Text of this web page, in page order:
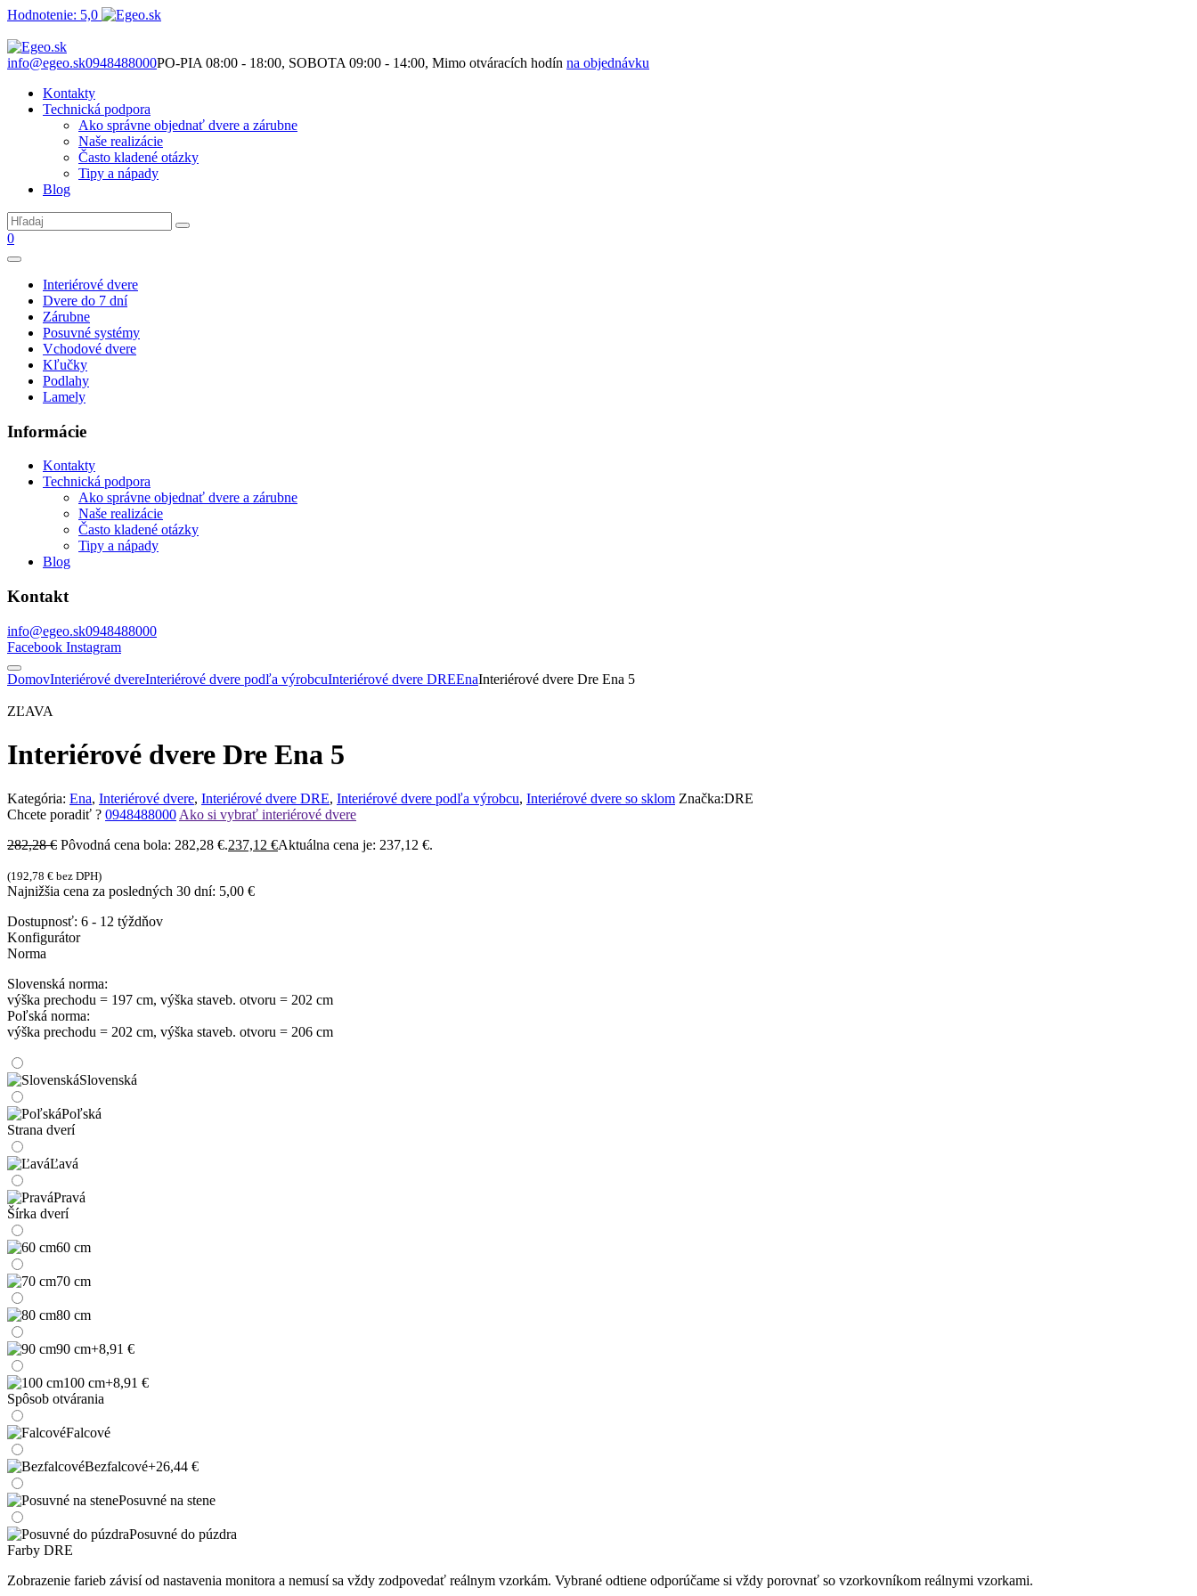
Hodnotenie: 5,0
info@egeo.sk0948488000PO-PIA 08:00 - 18:00, SOBOTA 09:00 - 14:00, Mimo otváracích hodín na objednávku
Kontakty
Technická podpora
Ako správne objednať dvere a zárubne
Naše realizácie
Často kladené otázky
Tipy a nápady
Blog
0
Interiérové dvere
Dvere do 7 dní
Zárubne
Posuvné systémy
Vchodové dvere
Kľučky
Podlahy
Lamely
Informácie
Kontakty
Technická podpora
Ako správne objednať dvere a zárubne
Naše realizácie
Často kladené otázky
Tipy a nápady
Blog
Kontakt
info@egeo.sk0948488000
Facebook Instagram
DomovInteriérové dvereInteriérové dvere podľa výrobcuInteriérové dvere DREEnaInteriérové dvere Dre Ena 5
ZĽAVA
Interiérové dvere Dre Ena 5
Kategória: Ena, Interiérové dvere, Interiérové dvere DRE, Interiérové dvere podľa výrobcu, Interiérové dvere so sklom Značka:DRE
Chcete poradiť ? 0948488000 Ako si vybrať interiérové dvere
282,28€ Pôvodná cena bola: 282,28 €.237,12 €Aktuálna cena je: 237,12 €.
(192,78 € bez DPH)
Najnižšia cena za posledných 30 dní: 5,00 €
Dostupnosť: 6 - 12 týždňov
Konfigurátor
Norma
Slovenská norma:
výška prechodu = 197 cm, výška staveb. otvoru = 202 cm
Poľská norma:
výška prechodu = 202 cm, výška staveb. otvoru = 206 cm
Slovenská
Poľská
Strana dverí
Ľavá
Pravá
Šírka dverí
60 cm
70 cm
80 cm
90 cm+8,91 €
100 cm+8,91 €
Spôsob otvárania
Falcové
Bezfalcové+26,44 €
Posuvné na stene
Posuvné do púzdra
Farby DRE
Zobrazenie farieb závisí od nastavenia monitora a nemusí sa vždy zodpovedať reálnym vzorkám. Vybrané odtiene odporúčame si vždy porovnať so vzorkovníkom reálnymi vzorkami.